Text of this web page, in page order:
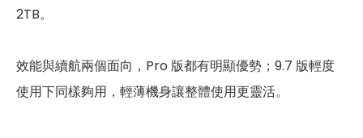
2TB。
效能與續航兩個面向，Pro 版都有明顯優勢；9.7 版輕度
使用下同樣夠用，輕薄機身讓整體使用更靈活。